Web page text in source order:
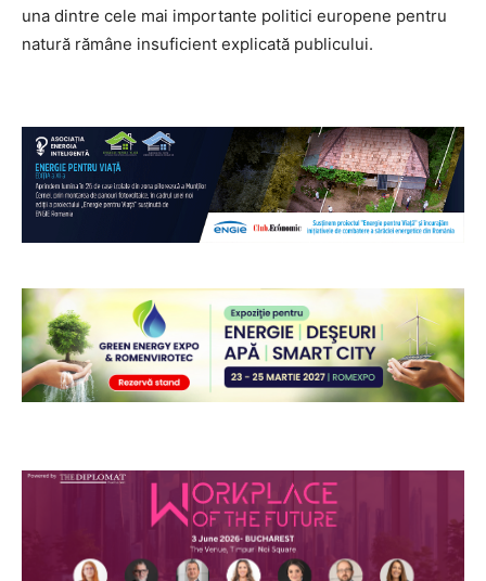
una dintre cele mai importante politici europene pentru
natură rămâne insuficient explicată publicului.